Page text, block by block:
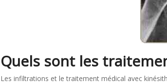
Quels sont les
Les infiltrations et le traitement médical avec